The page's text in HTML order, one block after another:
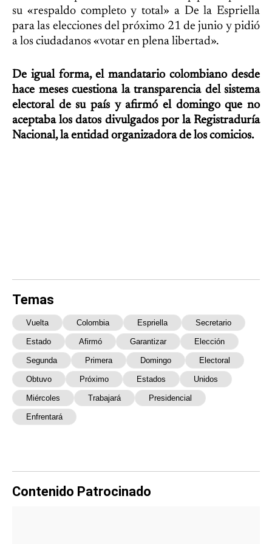
su «respaldo completo y total» a De la Espriella
para las elecciones del próximo 21 de junio y pidió
a los ciudadanos «votar en plena libertad».
De igual forma, el mandatario colombiano desde
hace meses cuestiona la transparencia del sistema
electoral de su país y afirmó el domingo que no
aceptaba los datos divulgados por la Registraduría
Nacional, la entidad organizadora de los comicios.
Temas
Vuelta Colombia Espriella Secretario
Estado Afirmó Garantizar Elección
Segunda Primera Domingo Electoral
Obtuvo Próximo Estados Unidos
Miércoles Trabajará Presidencial
Enfrentará
Contenido Patrocinado